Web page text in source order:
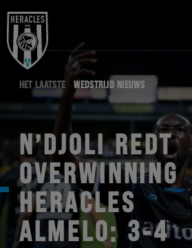
HET LAATSTE WEDSTRIJD NIEUWS
N’DJOLI REDT
OVERWINNING
HERACLES
ALMELO: 3-4